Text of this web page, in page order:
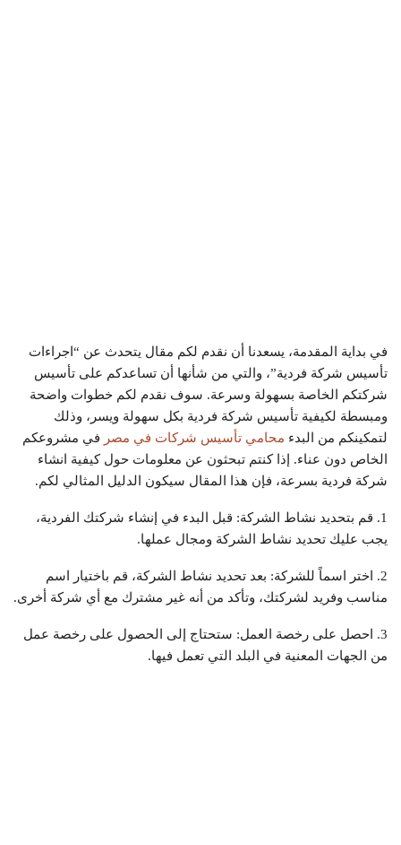
في بداية المقدمة، يسعدنا أن نقدم لكم مقال يتحدث عن “اجراءات
تأسيس شركة فردية”، والتي من شأنها أن تساعدكم على تأسيس
شركتكم الخاصة بسهولة وسرعة. سوف نقدم لكم خطوات واضحة
ومبسطة لكيفية تأسيس شركة فردية بكل سهولة ويسر، وذلك
لتمكينكم من البدء محامي تأسيس شركات في مصر في مشروعكم
الخاص دون عناء. إذا كنتم تبحثون عن معلومات حول كيفية انشاء
شركة فردية بسرعة، فإن هذا المقال سيكون الدليل المثالي لكم.
1. قم بتحديد نشاط الشركة: قبل البدء في إنشاء شركتك الفردية،
يجب عليك تحديد نشاط الشركة ومجال عملها.
2. اختر اسماً للشركة: بعد تحديد نشاط الشركة، قم باختيار اسم
مناسب وفريد لشركتك، وتأكد من أنه غير مشترك مع أي شركة أخرى.
3. احصل على رخصة العمل: ستحتاج إلى الحصول على رخصة عمل
من الجهات المعنية في البلد التي تعمل فيها.